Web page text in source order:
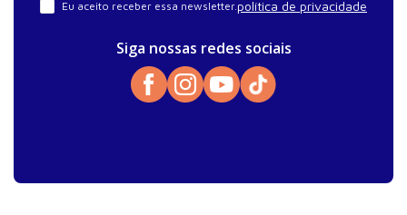
Eu aceito receber essa newsletter. política de privacidade
Siga nossas redes sociais